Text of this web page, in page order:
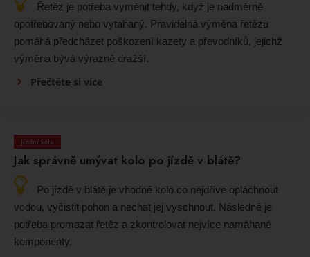
Řetěz je potřeba vyměnit tehdy, když je nadměrně
opotřebovaný nebo vytahaný. Pravidelná výměna řetězu
pomáhá předcházet poškození kazety a převodníků, jejichž
výměna bývá výrazně dražší.
Přečtěte si více
Jízdní kola
Jak správně umývat kolo po jízdě v blátě?
Po jízdě v blátě je vhodné kolo co nejdříve opláchnout
vodou, vyčistit pohon a nechat jej vyschnout. Následně je
potřeba promazat řetěz a zkontrolovat nejvíce namáhané
komponenty.